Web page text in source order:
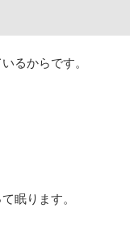
るからです。
眠ります。